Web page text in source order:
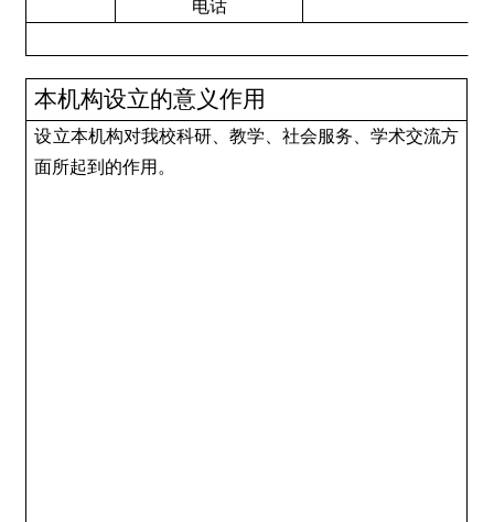
电话
本机构设立的意义作用
设立本机构对我校科研、教学、社会服务、学术交流方
面所起到的作用。